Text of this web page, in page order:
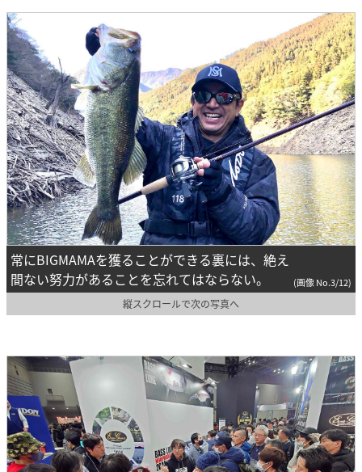
常にBIGMAMAを獲ることができる裏には、絶え
間ない努力があることを忘れてはならない。
(画像 No.3/12)
縦スクロールで次の写真へ